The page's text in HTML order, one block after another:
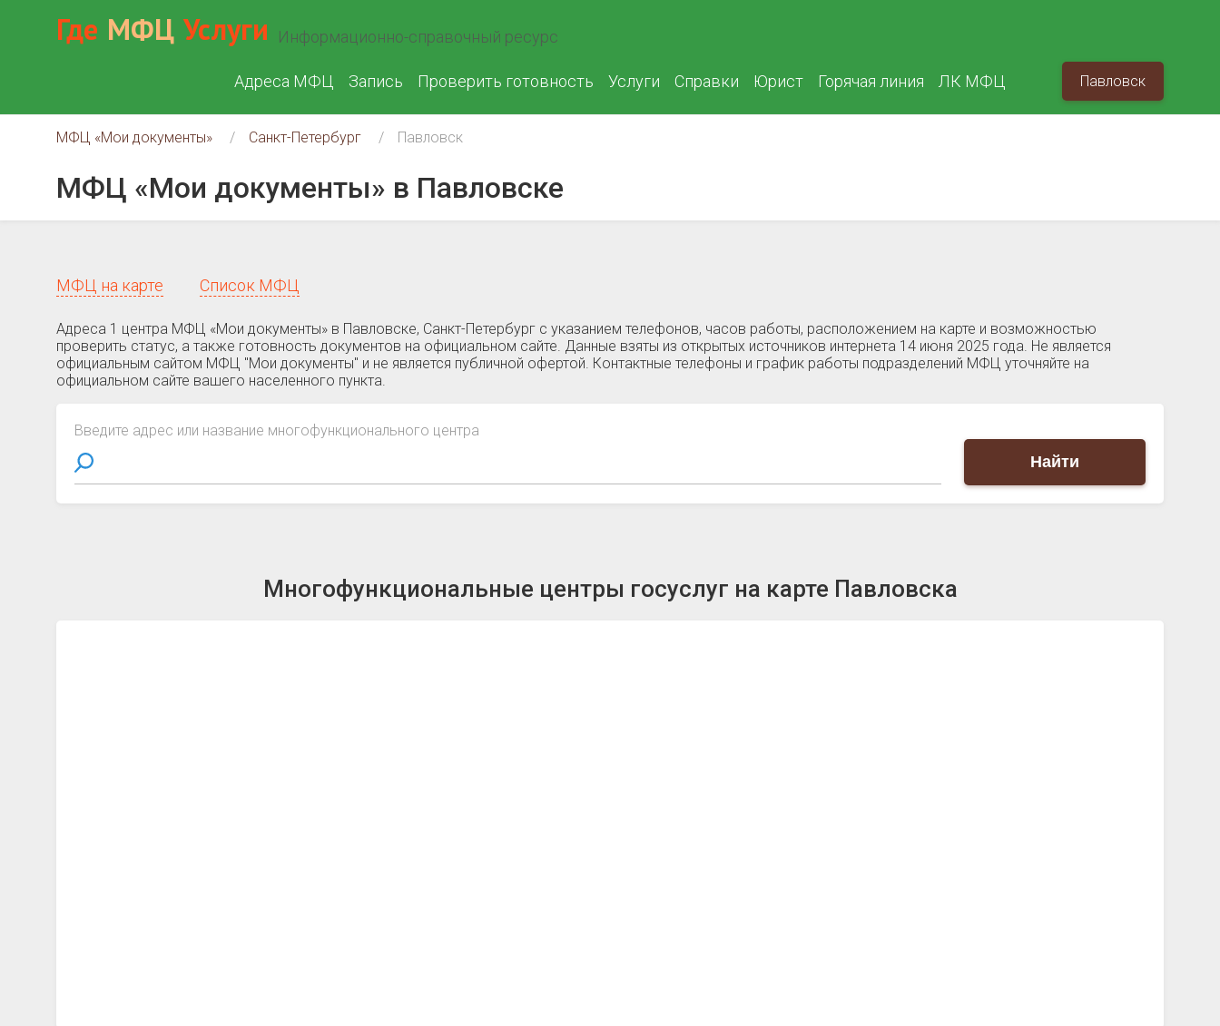
Где МФЦ Услуги Информационно-справочный ресурс
Адреса МФЦ Запись Проверить готовность Услуги Справки Юрист Горячая линия ЛК МФЦ Павловск
МФЦ «Мои документы» Санкт-Петербург Павловск
МФЦ «Мои документы» в Павловске
МФЦ на карте Список МФЦ
Адреса 1 центра МФЦ «Мои документы» в Павловске, Санкт-Петербург c указанием телефонов, часов работы, расположением на карте и возможностью
проверить статус, а также готовность документов на официальном сайте. Данные взяты из открытых источников интернета 14 июня 2025 года. Не является
официальным сайтом МФЦ "Мои документы" и не является публичной офертой. Контактные телефоны и график работы подразделений МФЦ уточняйте на
официальном сайте вашего населенного пункта.
Введите адрес или название многофункционального центра
Найти
Многофункциональные центры госуслуг на карте Павловска